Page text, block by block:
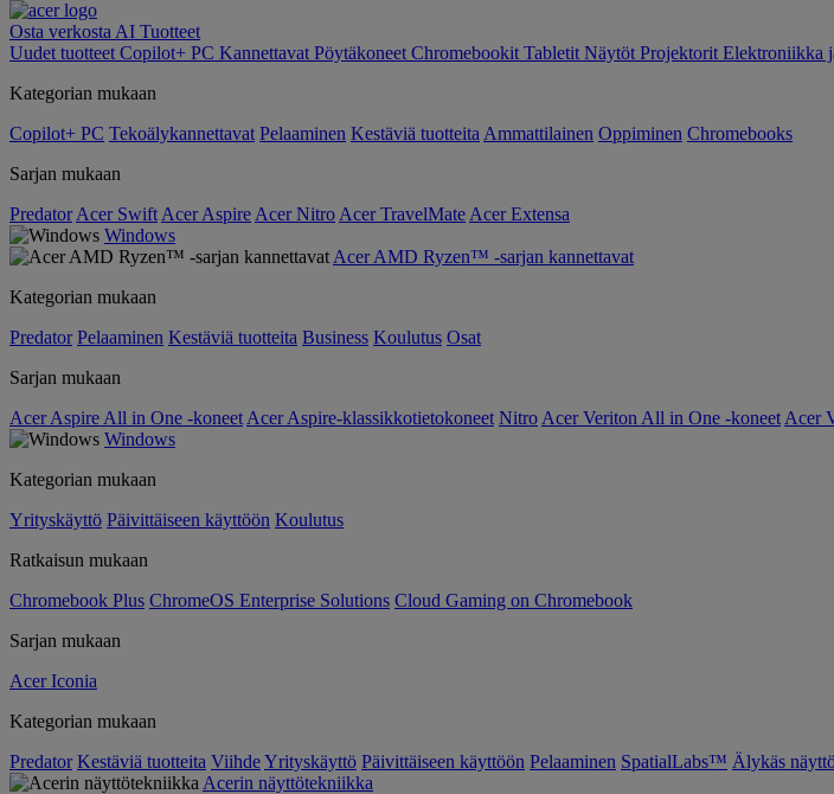
Osta verkosta AI Tuotteet
Uudet tuotteet Copilot+ PC Kannettavat Pöytäkoneet Chromebookit Tabletit Näytöt Projektorit Elektroniikka
Kategorian mukaan
Copilot+ PC Tekoälykannettavat Pelaaminen Kestäviä tuotteita Ammattilainen Oppiminen Chromebooks
Sarjan mukaan
Predator Acer Swift Acer Aspire Acer Nitro Acer TravelMate Acer Extensa
Windows
Acer AMD Ryzen™ -sarjan kannettavat
Kategorian mukaan
Predator Pelaaminen Kestäviä tuotteita Business Koulutus Osat
Sarjan mukaan
Acer Aspire All in One -koneet Acer Aspire-klassikkotietokoneet Nitro Acer Veriton All in One -koneet Acer
Windows
Kategorian mukaan
Yrityskäyttö Päivittäiseen käyttöön Koulutus
Ratkaisun mukaan
Chromebook Plus ChromeOS Enterprise Solutions Cloud Gaming on Chromebook
Sarjan mukaan
Acer Iconia
Kategorian mukaan
Predator Kestäviä tuotteita ViihdeYrityskäyttö Päivittäiseen käyttöön Pelaaminen SpatialLabs™ Älykäs
Acerin näyttötekniikka